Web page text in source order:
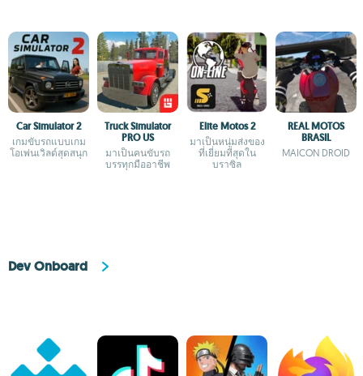
Car Simulator 2
เกมขับรถแบบเกม
โอเพ่นเวิลด์สุดสนุก
Truck Simulator
PRO US
มาเป็นคนขับรถ
บรรทุกมืออาชีพ
Elite Motos 2
มาเป็นหนุ่มส่งของ
ที่เยี่ยมที่สุดใน
บราซิล
REAL MOTOS
BRASIL
MAICON DROID
Dev Onboard